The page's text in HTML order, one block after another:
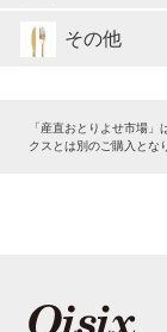
その他
「産直おとりよせ市場
クスとは別のご購入とな